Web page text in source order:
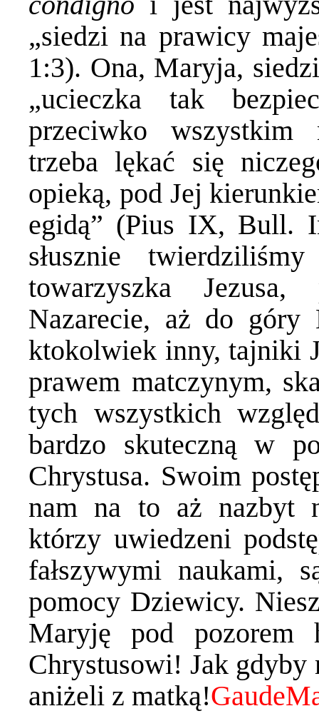
„siedzi na prawicy
1:3). Ona, Maryja,
„ucieczka tak
przeciwko wszystkim
trzeba lękać się
opieką, pod Jej
egidą” (Pius IX, Bull.
słusznie
towarzyszka
Nazarecie, aż do
ktokolwiek inny, tajniki
prawem matczynym,
tych wszystkich
bardzo skuteczną w
Chrystusa. Swoim
nam na to aż nazbyt
którzy uwiedzeni
fałszywymi naukami,
pomocy Dziewicy.
Maryję pod pozorem
Chrystusowi! Jak gdyby
aniżeli z matką!